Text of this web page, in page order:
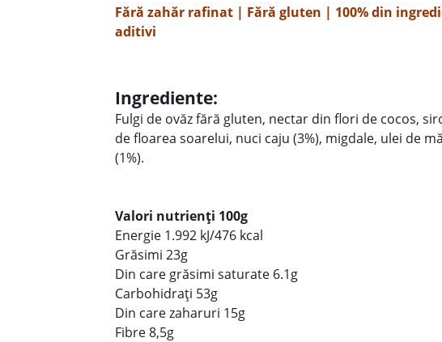
Fără zahăr rafinat | Fără gluten | 100% din
aditivi
Ingrediente:
Fulgi de ovăz fără gluten, nectar din flori de cocos,
de floarea soarelui, nuci caju (3%), migdale, ulei de
(1%).
Valori nutrienți 100g
Energie 1.992 kJ/476 kcal
Grăsimi 23g
Din care grăsimi saturate 6.1g
Carbohidrați 53g
Din care zaharuri 15g
Fibre 8,5g